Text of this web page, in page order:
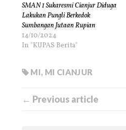
SMAN 1 Sukaresmi Cianjur Diduga
Lakukan Pungli Berkedok
Sumbangan Jutaan Rupian
14/10/2024
In "KUPAS Berita"
MI, MI CIANJUR
← Previous article